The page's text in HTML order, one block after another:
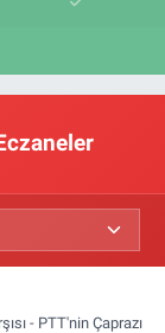
- PTT'nin Çaprazı